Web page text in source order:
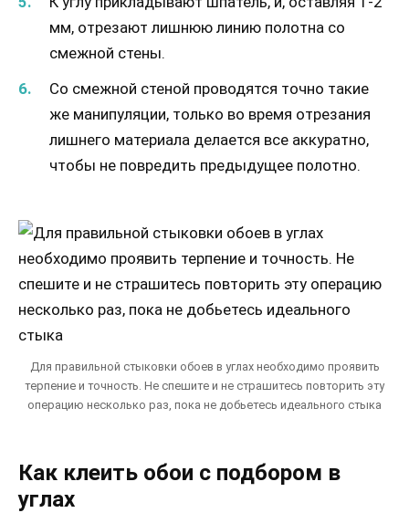
мм, отрезают лишнюю линию полотна со
смежной стены.
Со смежной стеной проводятся точно такие
же манипуляции, только во время отрезания
лишнего материала делается все аккуратно,
чтобы не повредить предыдущее полотно.
Для правильной стыковки обоев в углах необходимо проявить
терпение и точность. Не спешите и не страшитесь повторить эту
операцию несколько раз, пока не добьетесь идеального стыка
Как клеить обои с подбором в
углах